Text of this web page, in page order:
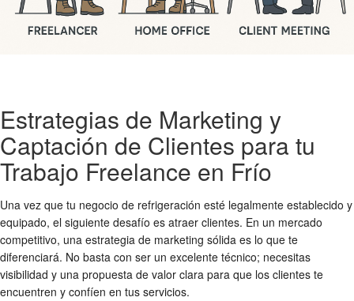
Estrategias de Marketing y
Captación de Clientes para tu
Trabajo Freelance en Frío
Una vez que tu negocio de refrigeración esté legalmente establecido y
equipado, el siguiente desafío es atraer clientes. En un mercado
competitivo, una estrategia de marketing sólida es lo que te
diferenciará. No basta con ser un excelente técnico; necesitas
visibilidad y una propuesta de valor clara para que los clientes te
encuentren y confíen en tus servicios.